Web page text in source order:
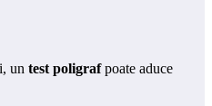
un test poligrafpoate aduce